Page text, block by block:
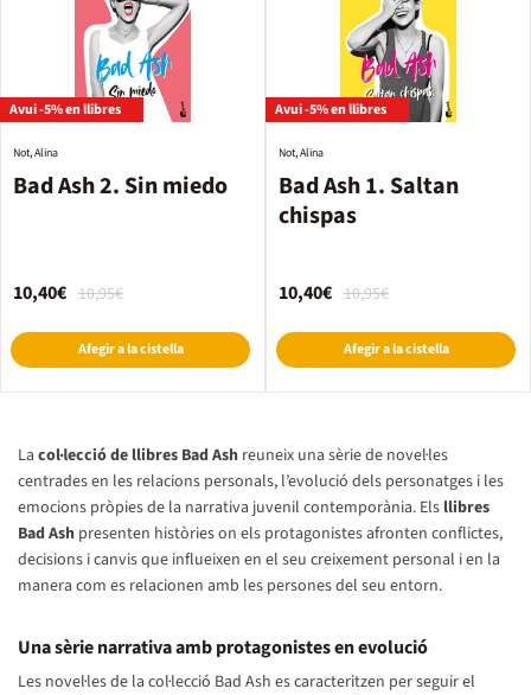
Avui -5% en llibres
Bad Ash 2. Sin miedo
Not, Alina
10,95€
10,40€
Afegir a la cistella
Avui -5% en llibres
Bad Ash 1. Saltan
chispas
Not, Alina
10,95€
10,40€
Afegir a la cistella
La col·lecció de llibres Bad Ash reuneix una sèrie de novel·les
centrades en les relacions personals, l’evolució dels personatges i les
emocions pròpies de la narrativa juvenil contemporània. Els llibres
Bad Ash presenten històries on els protagonistes afronten conflictes,
decisions i canvis que influeixen en el seu creixement personal i en la
manera com es relacionen amb les persones del seu entorn.
Una sèrie narrativa amb protagonistes en evolució
Les novel·les de la col·lecció Bad Ash es caracteritzen per seguir el